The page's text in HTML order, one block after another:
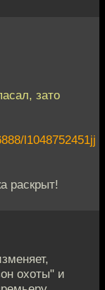
зато
l1048752451jj
раскрыт!
охоты" и